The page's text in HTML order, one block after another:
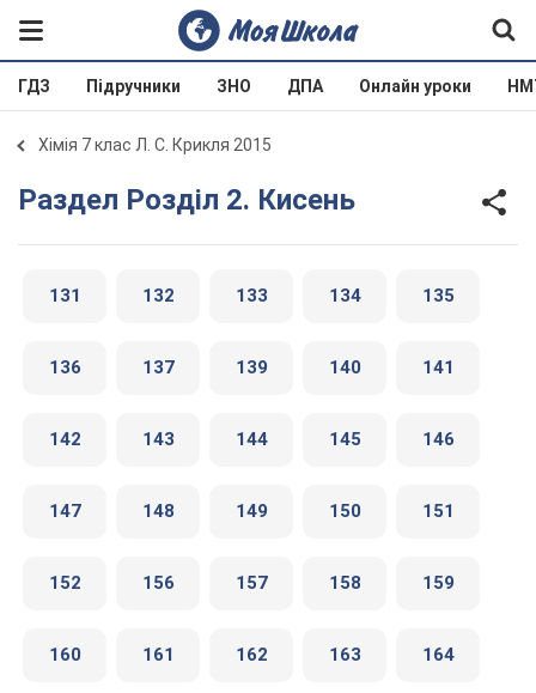
ГДЗ Підручники ЗНО ДПА Онлайн уроки
Хімія 7 клас Л. С. Крикля 2015
Раздел Розділ 2. Кисень
131 132 133 134 135
136 137 139 140 141
142 143 144 145 146
147 148 149 150 151
152 156 157 158 159
160 161 162 163 164